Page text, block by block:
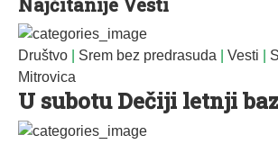
Društvo Srem bez predrasuda Vesti
Mitrovica
U subotu Dečiji letnji